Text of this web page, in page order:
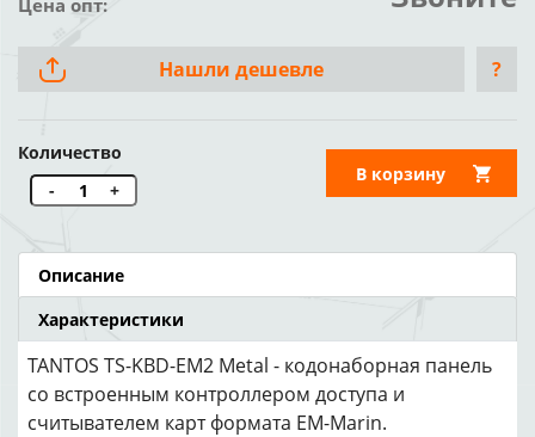
Цена опт:
Нашли дешевле ?
Количество
-
+
В корзину
Описание
Характеристики
TANTOS TS-KBD-EM2 Metal - кодонаборная панель
со встроенным контроллером доступа и
считывателем карт формата EM-Marin.